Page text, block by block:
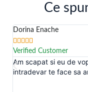
Ce
Dorina Enache

Verified Customer
Am scapat si eu de
intradevar te face sa